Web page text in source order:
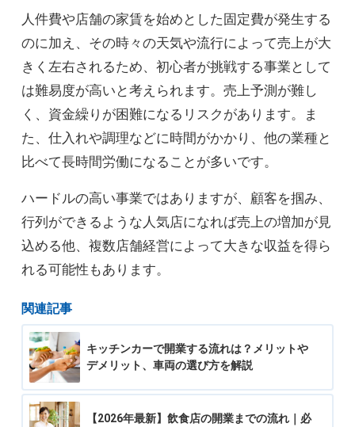
人件費や店舗の家賃を始めとした固定費が発生する
のに加え、その時々の天気や流行によって売上が大
きく左右されるため、初心者が挑戦する事業として
は難易度が高いと考えられます。売上予測が難し
く、資金繰りが困難になるリスクがあります。ま
た、仕入れや調理などに時間がかかり、他の業種と
比べて長時間労働になることが多いです。
ハードルの高い事業ではありますが、顧客を掴み、
行列ができるような人気店になれば売上の増加が見
込める他、複数店舗経営によって大きな収益を得ら
れる可能性もあります。
関連記事
キッチンカーで開業する流れは？メリットや
デメリット、車両の選び方を解説
【2026年最新】飲食店の開業までの流れ｜必